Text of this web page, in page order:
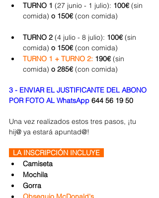
TURNO 1 (27 junio - 1 julio): 100€ (sin
comida) o 150€ (con comida)
TURNO 2 (4 julio - 8 julio): 100€ (sin
comida) o 150€ (con comida)
TURNO 1 + TURNO 2: 190€ (sin
comida) o 285€
3 - ENVIAR EL JUSTIFICANTE DEL ABONO
POR FOTO AL WhatsApp 644 56 19 50
Una vez realizados estos tres pasos, ¡tu
hij@ ya estará apuntad@!
  LA INSCRIPCIÓN INCLUYE
Camiseta
Mochila
Gorra